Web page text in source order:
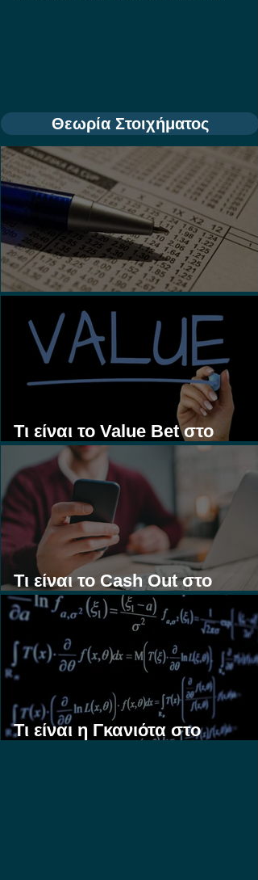
Θεωρία Στοιχήματος
Τι είναι τα Ασιατικά Χάντικαπ;
Τι είναι το Value Bet στο
Στοίχημα;
Τι είναι το Cash Out στο
Στοίχημα;
Τι είναι η Γκανιότα στο